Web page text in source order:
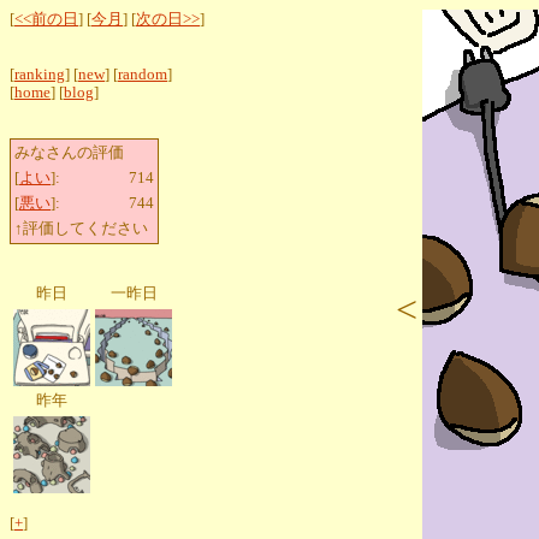
[<<前の日 ] [今月 ] [次の日>>]
[ranking] [new] [random]
[home] [blog]
みなさんの評価
[よい]:
714
[悪い]:
744
↑評価してください
昨日 一昨日
昨年
[+]
<